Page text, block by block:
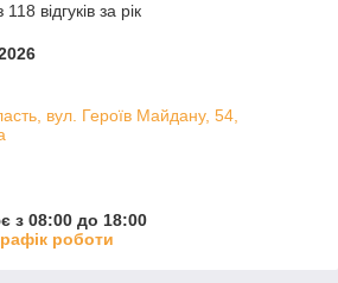
відгуків за рік
вул. Героїв Майдану, 54,
з 08:00 до 18:00
роботи